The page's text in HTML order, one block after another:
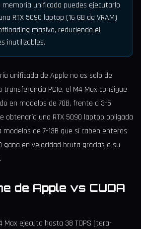
memoria unificada puedes ejecutarlo
RTX 5090 laptop (16 GB de VRAM)
masivo, reduciendo el
inutilizables.
unificada de Apple no es solo de
transferencia PCIe, el M4 Max consigue
en modelos de 70B, frente a 3-5
obtendría una RTX 5090 laptop obligada
de 7-13B que sí caben enteros
gana en velocidad bruta gracias a su
de Apple vs CUDA
Max ejecuta hasta 38 TOPS (tera-